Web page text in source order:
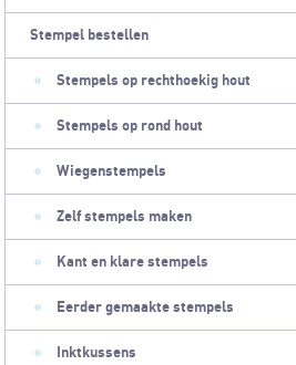
Stempel bestellen
Stempels op rechthoekig hout
Stempels op rond hout
Wiegenstempels
Zelf stempels maken
Kant en klare stempels
Eerder gemaakte stempels
Inktkussens